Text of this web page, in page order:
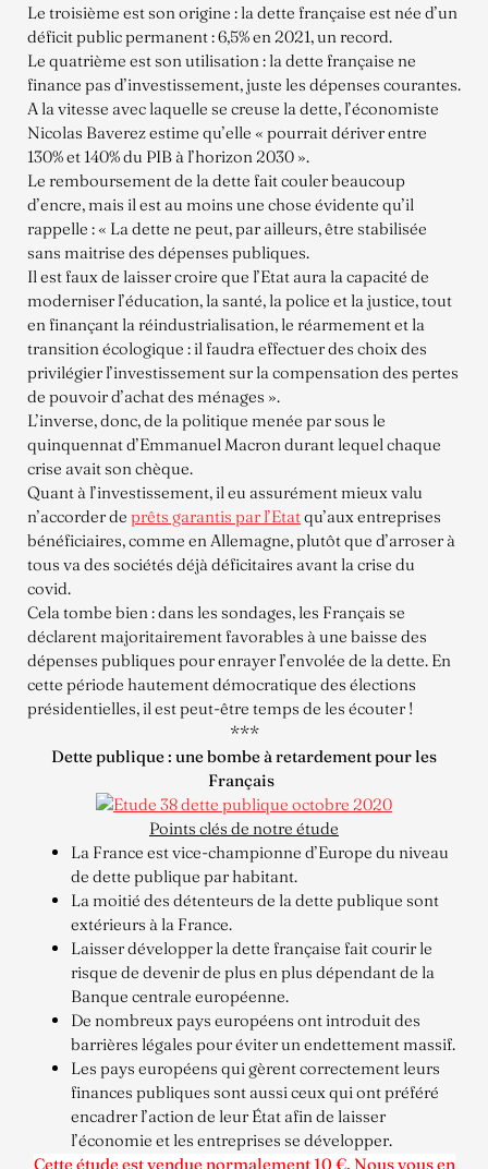
Le troisième est son origine : la dette française est née d’un
déficit public permanent : 6,5% en 2021, un record.
Le quatrième est son utilisation : la dette française ne
finance pas d’investissement, juste les dépenses courantes.
A la vitesse avec laquelle se creuse la dette, l’économiste
Nicolas Baverez estime qu’elle « pourrait dériver entre
130% et 140% du PIB à l’horizon 2030 ».
Le remboursement de la dette fait couler beaucoup
d’encre, mais il est au moins une chose évidente qu’il
rappelle : « La dette ne peut, par ailleurs, être stabilisée
sans maitrise des dépenses publiques.
Il est faux de laisser croire que l’Etat aura la capacité de
moderniser l’éducation, la santé, la police et la justice, tout
en finançant la réindustrialisation, le réarmement et la
transition écologique : il faudra effectuer des choix des
privilégier l’investissement sur la compensation des pertes
de pouvoir d’achat des ménages ».
L’inverse, donc, de la politique menée par sous le
quinquennat d’Emmanuel Macron durant lequel chaque
crise avait son chèque.
Quant à l’investissement, il eu assurément mieux valu
n’accorder de prêts garantis par l’Etatqu’aux entreprises
bénéficiaires, comme en Allemagne, plutôt que d’arroser à
tous va des sociétés déjà déficitaires avant la crise du
covid.
Cela tombe bien : dans les sondages, les Français se
déclarent majoritairement favorables à une baisse des
dépenses publiques pour enrayer l’envolée de la dette. En
cette période hautement démocratique des élections
présidentielles, il est peut-être temps de les écouter !
***
Dette publique : une bombe à retardement pour les
Français
Points clés de notre étude
La France est vice-championne d’Europe du niveau
de dette publique par habitant.
La moitié des détenteurs de la dette publique sont
extérieurs à la France.
Laisser développer la dette française fait courir le
risque de devenir de plus en plus dépendant de la
Banque centrale européenne.
De nombreux pays européens ont introduit des
barrières légales pour éviter un endettement massif.
Les pays européens qui gèrent correctement leurs
finances publiques sont aussi ceux qui ont préféré
encadrer l’action de leur État afin de laisser
l’économie et les entreprises se développer.
Cette étude est vendue normalement 10 €. Nous vous en